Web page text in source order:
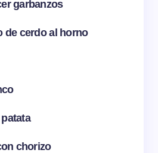
garbanzos
de cerdo al horno
chorizo